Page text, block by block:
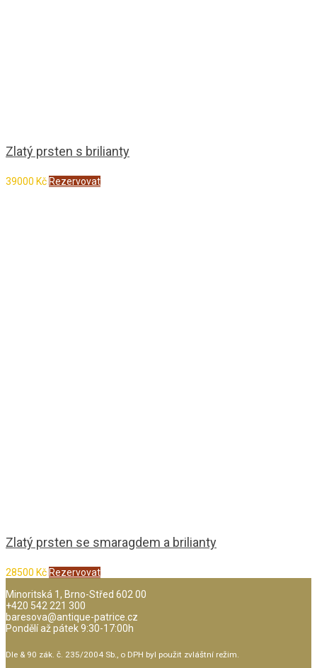
Zlatý prsten s brilianty
39000 Kč Rezervovat
Zlatý prsten se smaragdem a brilianty
28500 Kč Rezervovat
Minoritská 1, Brno-Střed 602 00
+420 542 221 300
baresova@antique-patrice.cz
Pondělí až pátek 9:30-17:00h
Dle & 90 zák. č. 235/2004 Sb., o DPH byl použit zvláštní režim.